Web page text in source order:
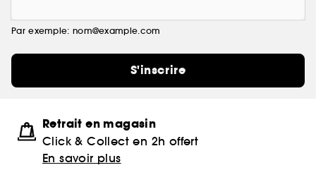
Par exemple: nom@example.com
S'inscrire
Retrait en magasin
Click & Collect en 2h offert
En savoir plus